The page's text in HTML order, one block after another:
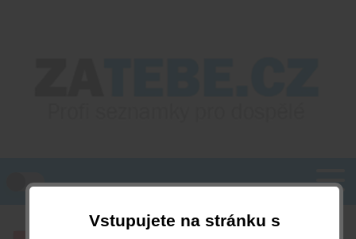
Vstupujete na stránku s